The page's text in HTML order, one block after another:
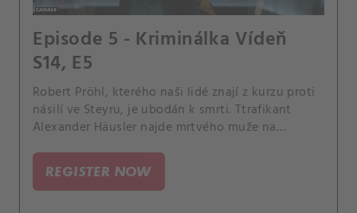
Episode 5 - Kriminálka Vídeň
S14, E5
Robert Pröhl, kterého naši lidé znají z kurzu proti
násilí ve Steyru, je ubodán k smrti. Ttrafikant
Alexander Häusler najde mrtvého muže na
REGISTER NOW